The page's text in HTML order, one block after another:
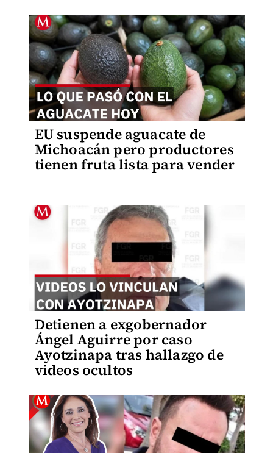
EU suspende aguacate de
Michoacán pero productores
tienen fruta lista para vender
Detienen a exgobernador
Ángel Aguirre por caso
Ayotzinapa tras hallazgo de
videos ocultos